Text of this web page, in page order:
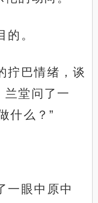
。
拧巴情绪，谈
兰堂问了一
什么？”
一眼中原中